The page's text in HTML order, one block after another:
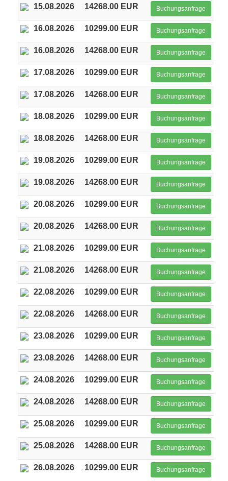
15.08.2026 14268.00 EUR Buchungsanfrage
16.08.2026 10299.00 EUR Buchungsanfrage
16.08.2026 14268.00 EUR Buchungsanfrage
17.08.2026 10299.00 EUR Buchungsanfrage
17.08.2026 14268.00 EUR Buchungsanfrage
18.08.2026 10299.00 EUR Buchungsanfrage
18.08.2026 14268.00 EUR Buchungsanfrage
19.08.2026 10299.00 EUR Buchungsanfrage
19.08.2026 14268.00 EUR Buchungsanfrage
20.08.2026 10299.00 EUR Buchungsanfrage
20.08.2026 14268.00 EUR Buchungsanfrage
21.08.2026 10299.00 EUR Buchungsanfrage
21.08.2026 14268.00 EUR Buchungsanfrage
22.08.2026 10299.00 EUR Buchungsanfrage
22.08.2026 14268.00 EUR Buchungsanfrage
23.08.2026 10299.00 EUR Buchungsanfrage
23.08.2026 14268.00 EUR Buchungsanfrage
24.08.2026 10299.00 EUR Buchungsanfrage
24.08.2026 14268.00 EUR Buchungsanfrage
25.08.2026 10299.00 EUR Buchungsanfrage
25.08.2026 14268.00 EUR Buchungsanfrage
26.08.2026 10299.00 EUR Buchungsanfrage